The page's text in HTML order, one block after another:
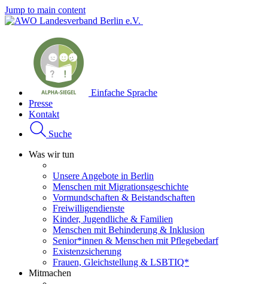
Jump to main content
Einfache Sprache
Presse
Kontakt
Suche
Was wir tun
Unsere Angebote in Berlin
Menschen mit Migrationsgeschichte
Vormundschaften & Beistandschaften
Freiwilligendienste
Kinder, Jugendliche & Familien
Menschen mit Behinderung & Inklusion
Senior*innen & Menschen mit Pflegebedarf
Existenzsicherung
Frauen, Gleichstellung & LSBTIQ*
Mitmachen